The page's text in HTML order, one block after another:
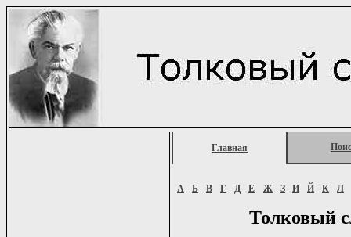
Главная
А Б В Г Д Е Ж З И Й К Л
Толковый